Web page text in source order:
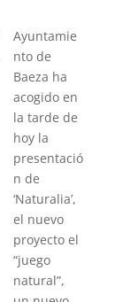
Ayuntamie
nto de
Baeza ha
acogido en
la tarde de
hoy la
presentació
n de
‘Naturalia’,
el nuevo
proyecto el
“juego
natural”,